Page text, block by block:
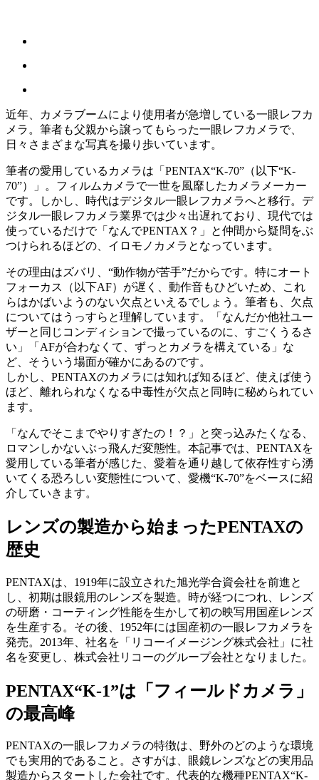
近年、カメラブームにより使用者が急増している一眼レフカ
メラ。筆者も父親から譲ってもらった一眼レフカメラで、
日々さまざまな写真を撮り歩いています。
筆者の愛用しているカメラは「PENTAX“K-70”（以下“K-
70”）」。フィルムカメラで一世を風靡したカメラメーカー
です。しかし、時代はデジタル一眼レフカメラへと移行。デ
ジタル一眼レフカメラ業界では少々出遅れており、現代では
使っているだけで「なんでPENTAX？」と仲間から疑問をぶ
つけられるほどの、イロモノカメラとなっています。
その理由はズバリ、“動作物が苦手”だからです。特にオート
フォーカス（以下AF）が遅く、動作音もひどいため、これ
らはかばいようのない欠点といえるでしょう。筆者も、欠点
についてはうっすらと理解しています。「なんだか他社ユー
ザーと同じコンディションで撮っているのに、すごくうるさ
い」「AFが合わなくて、ずっとカメラを構えている」な
ど、そういう場面が確かにあるのです。
しかし、PENTAXのカメラには知れば知るほど、使えば使う
ほど、離れられなくなる中毒性が欠点と同時に秘められてい
ます。
「なんでそこまでやりすぎたの！？」と突っ込みたくなる、
ロマンしかないぶっ飛んだ変態性。本記事では、PENTAXを
愛用している筆者が感じた、愛着を通り越して依存性すら湧
いてくる恐ろしい変態性について、愛機“K-70”をベースに紹
介していきます。
レンズの製造から始まったPENTAXの
歴史
PENTAXは、1919年に設立された旭光学合資会社を前進と
し、初期は眼鏡用のレンズを製造。時が経つにつれ、レンズ
の研磨・コーティング性能を生かして初の映写用国産レンズ
を生産する。その後、1952年には国産初の一眼レフカメラを
発売。2013年、社名を「リコーイメージング株式会社」に社
名を変更し、株式会社リコーのグループ会社となりました。
PENTAX“K-1”は「フィールドカメラ」
の最高峰
PENTAXの一眼レフカメラの特徴は、野外のどのような環境
でも実用的であること。さすがは、眼鏡レンズなどの実用品
製造からスタートした会社です。代表的な機種PENTAX“K-